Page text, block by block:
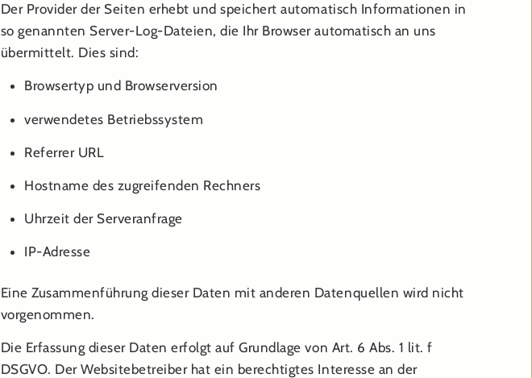
Der Provider der Seiten erhebt und speichert automatisch Informationen in
so genannten Server-Log-Dateien, die Ihr Browser automatisch an uns
übermittelt. Dies sind:
Browsertyp und Browserversion
verwendetes Betriebssystem
Referrer URL
Hostname des zugreifenden Rechners
Uhrzeit der Serveranfrage
IP-Adresse
Eine Zusammenführung dieser Daten mit anderen Datenquellen wird nicht
vorgenommen.
Die Erfassung dieser Daten erfolgt auf Grundlage von Art. 6 Abs. 1 lit. f
DSGVO. Der Websitebetreiber hat ein berechtigtes Interesse an der